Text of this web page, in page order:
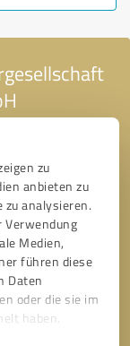
zu
anbieten zu
zu analysieren.
Verwendung
Medien,
führen diese
Daten
oder die sie im
haben.